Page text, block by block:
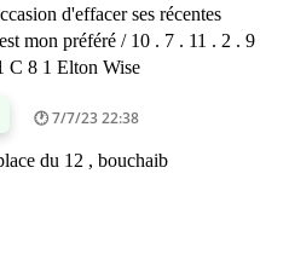
d'effacer ses récentes
mon préféré / 10 . 7 . 11 . 2 . 9
C 8 1 Elton Wise
7/7/23 22:38
du 12 , bouchaib